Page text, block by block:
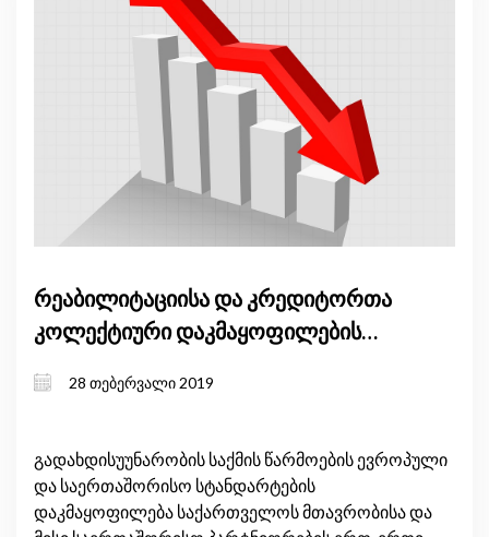
რეაბილიტაციისა და კრედიტორთა
კოლექტიური დაკმაყოფილების
შერჩეული საკითხების რეგულირების
28 თებერვალი 2019
გადახდისუუნარობის საქმის წარმოების ევროპული
და საერთაშორისო სტანდარტების
დაკმაყოფილება საქართველოს მთავრობისა და